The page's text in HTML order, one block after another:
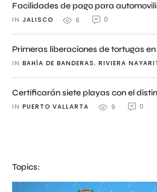
Facilidades de pago para
IN JALISCO 6 0
Primeras liberaciones de tortugas
IN BAHÍA DE BANDERAS, RIVIERA
Certificarán siete playas con el
IN PUERTO VALLARTA 9 0
Topics: